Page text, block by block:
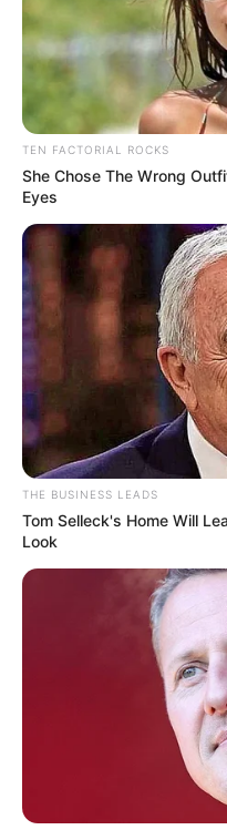
Deutschlandweit
eintragen:
Bilderfreigabe: Die Bilder
bestimmten Bedingungen
Zwecke kostenlos
Das Wissen, das die
bei der Tier- und
Charles Darwin 1858 der
mussten die
lernen.
Quermania folgen:
TEN FACTORIAL ROCKS
She Chose The Wrong
Eyes
THE BUSINESS LEADS
Tom Selleck's Home Will
Look